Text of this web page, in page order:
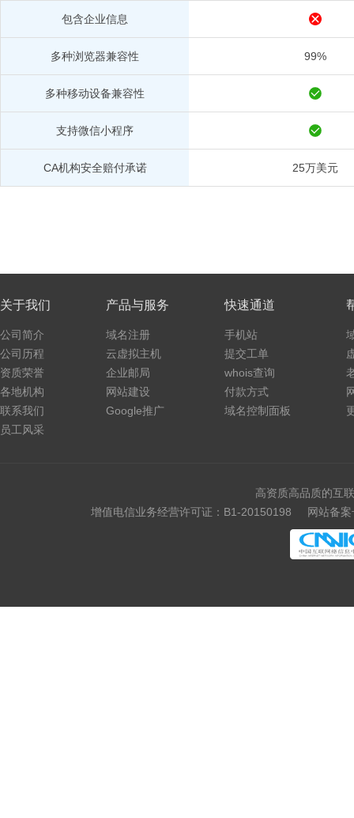
包含企业信息
多种浏览器兼容性 99%
多种移动设备兼容性
支持微信小程序
CA机构安全赔付承诺 25万美元
关于我们
公司简介
公司历程
资质荣誉
各地机构
联系我们
员工风采
产品与服务
域名注册
云虚拟主机
企业邮局
网站建设
Google推广
快速通道
手机站
提交工单
whois查询
付款方式
域名控制面板
高资质高品质的互
增值电信业务经营许可证：B1-20150198
网站备